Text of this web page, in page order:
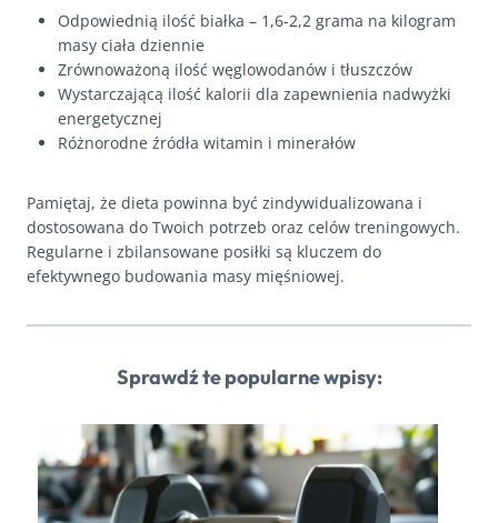
Odpowiednią ilość białka – 1,6-2,2 grama na kilogram
masy ciała dziennie
Zrównoważoną ilość węglowodanów i tłuszczów
Wystarczającą ilość kalorii dla zapewnienia nadwyżki
energetycznej
Różnorodne źródła witamin i minerałów
Pamiętaj, że dieta powinna być zindywidualizowana i
dostosowana do Twoich potrzeb oraz celów treningowych.
Regularne i zbilansowane posiłki są kluczem do
efektywnego budowania masy mięśniowej.
Sprawdź te popularne wpisy: